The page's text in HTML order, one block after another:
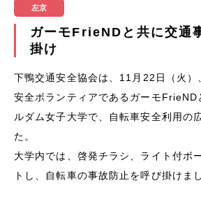
左京
ガーモFrieNDと共に交通
掛け
下鴨交通安全協会は、11月 22 日（火）
安全ボランティアであるガーモFrieND
ルダム女子大学で、自転車安全利用の
た。
大学内では、啓発チラシ、ライト付ボ
トし、自転車の事故防止を呼び掛けま